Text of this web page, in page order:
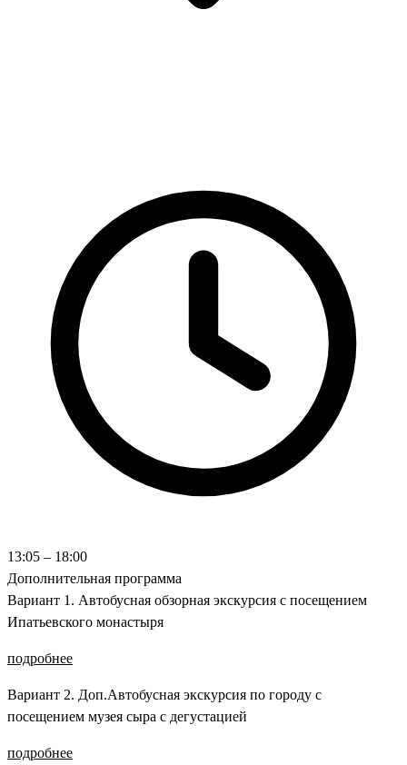
13:05 – 18:00
Дополнительная программа
Вариант 1. Автобусная обзорная экскурсия с посещением
Ипатьевского монастыря
подробнее
Вариант 2. Доп.Автобусная экскурсия по городу с
посещением музея сыра с дегустацией
подробнее